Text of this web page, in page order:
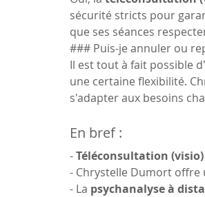
sécurité stricts pour
que ses séances
### Puis-je annuler ou
Il est tout à fait possible
une certaine flexibilité.
s'adapter aux besoins
En bref :
- Téléconsultation (visio)
- Chrystelle Dumort offre
- La psychanalyse à